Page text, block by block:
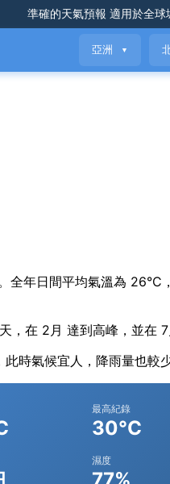
準確的天氣預報 適用於全球
亞洲 ▼
年日間平均氣溫為 26°C
，在 2月 達到高峰，並在 7
時氣候宜人，降雨量也較少
最高紀錄
30°C
濕度